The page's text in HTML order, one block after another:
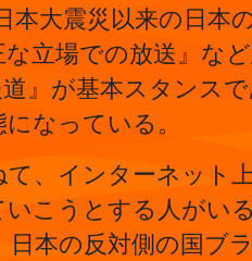
本大震災以来の日本
な立場での放送』な
道』が基本スタンス
なっている。
、インターネット
こうとする人がい
日本の反対側の国ブ